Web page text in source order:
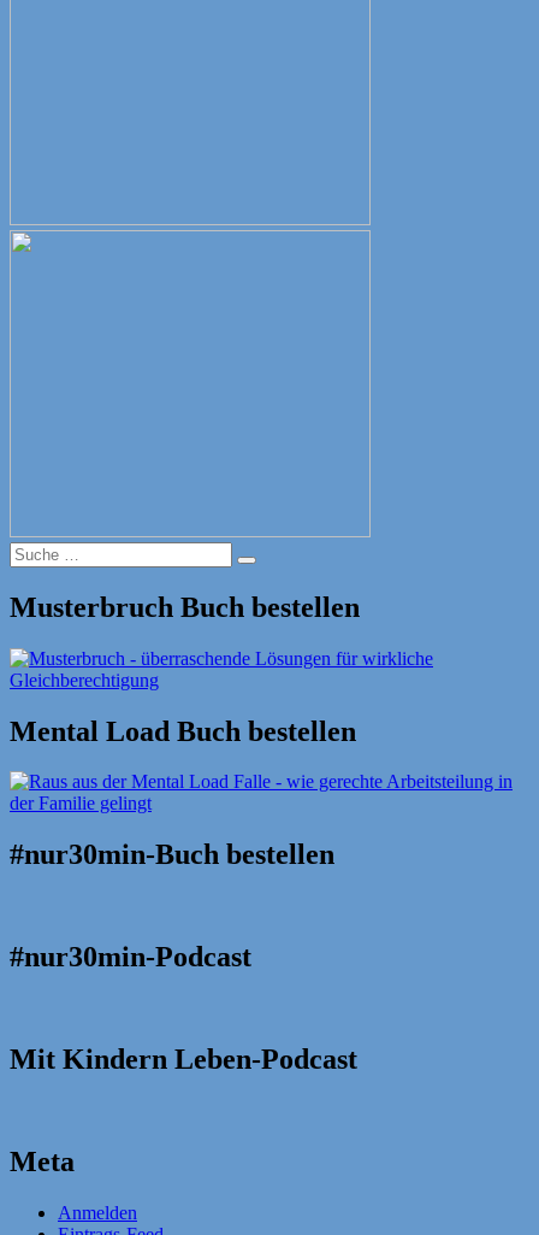
Suche
nach:
Suche
Musterbruch Buch bestellen
Mental Load Buch bestellen
#nur30min-Buch bestellen
#nur30min-Podcast
Mit Kindern Leben-Podcast
Meta
Anmelden